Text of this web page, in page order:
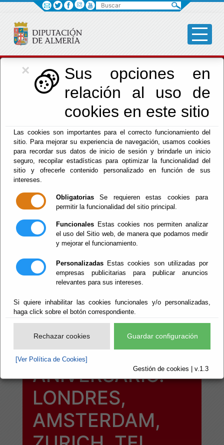
×
Sus opciones en
relación al uso de
cookies en este sitio
Las cookies son importantes para el correcto funcionamiento del
sitio. Para mejorar su experiencia de navegación, usamos cookies
para recordar sus datos de inicio de sesión y brindarle un inicio
seguro, recopilar estadísticas para optimizar la funcionalidad del
sitio y ofrecerle contenido personalizado en función de sus
intereses.
Obligatorias Se requieren estas cookies para
permitir la funcionalidad del sitio principal.
Funcionales Estas cookies nos permiten analizar
el uso del Sitio web, de manera que podamos medir
y mejorar el funcionamiento.
Personalizadas Estas cookies son utilizadas por
empresas publicitarias para publicar anuncios
relevantes para sus intereses.
Si quiere inhabilitar las cookies funcionales y/o personalizadas,
haga click sobre el botón correspondiente.
Rechazar cookies Guardar configuración
[Ver Política de Cookies]
Gestión de cookies | v.1.3
Cultura, Cine e
Identidad Almeriense
Menú Cultura
Inicio -Cultura y Cine - FICAL 2025. Taller de
videoarte. “MARINA ABRAMOVIC VIDEOARTISTA:
50º ANIVERSARIO. LONDRES, AMSTERDAM,
ZURICH, TEL AVIV, VIENA Y ALMERÍA"
FICAL 2025.
Taller de
videoarte.
“MARINA
ABRAMOVIC
VIDEOARTISTA:
50º
ANIVERSARIO.
LONDRES,
AMSTERDAM,
Buscar